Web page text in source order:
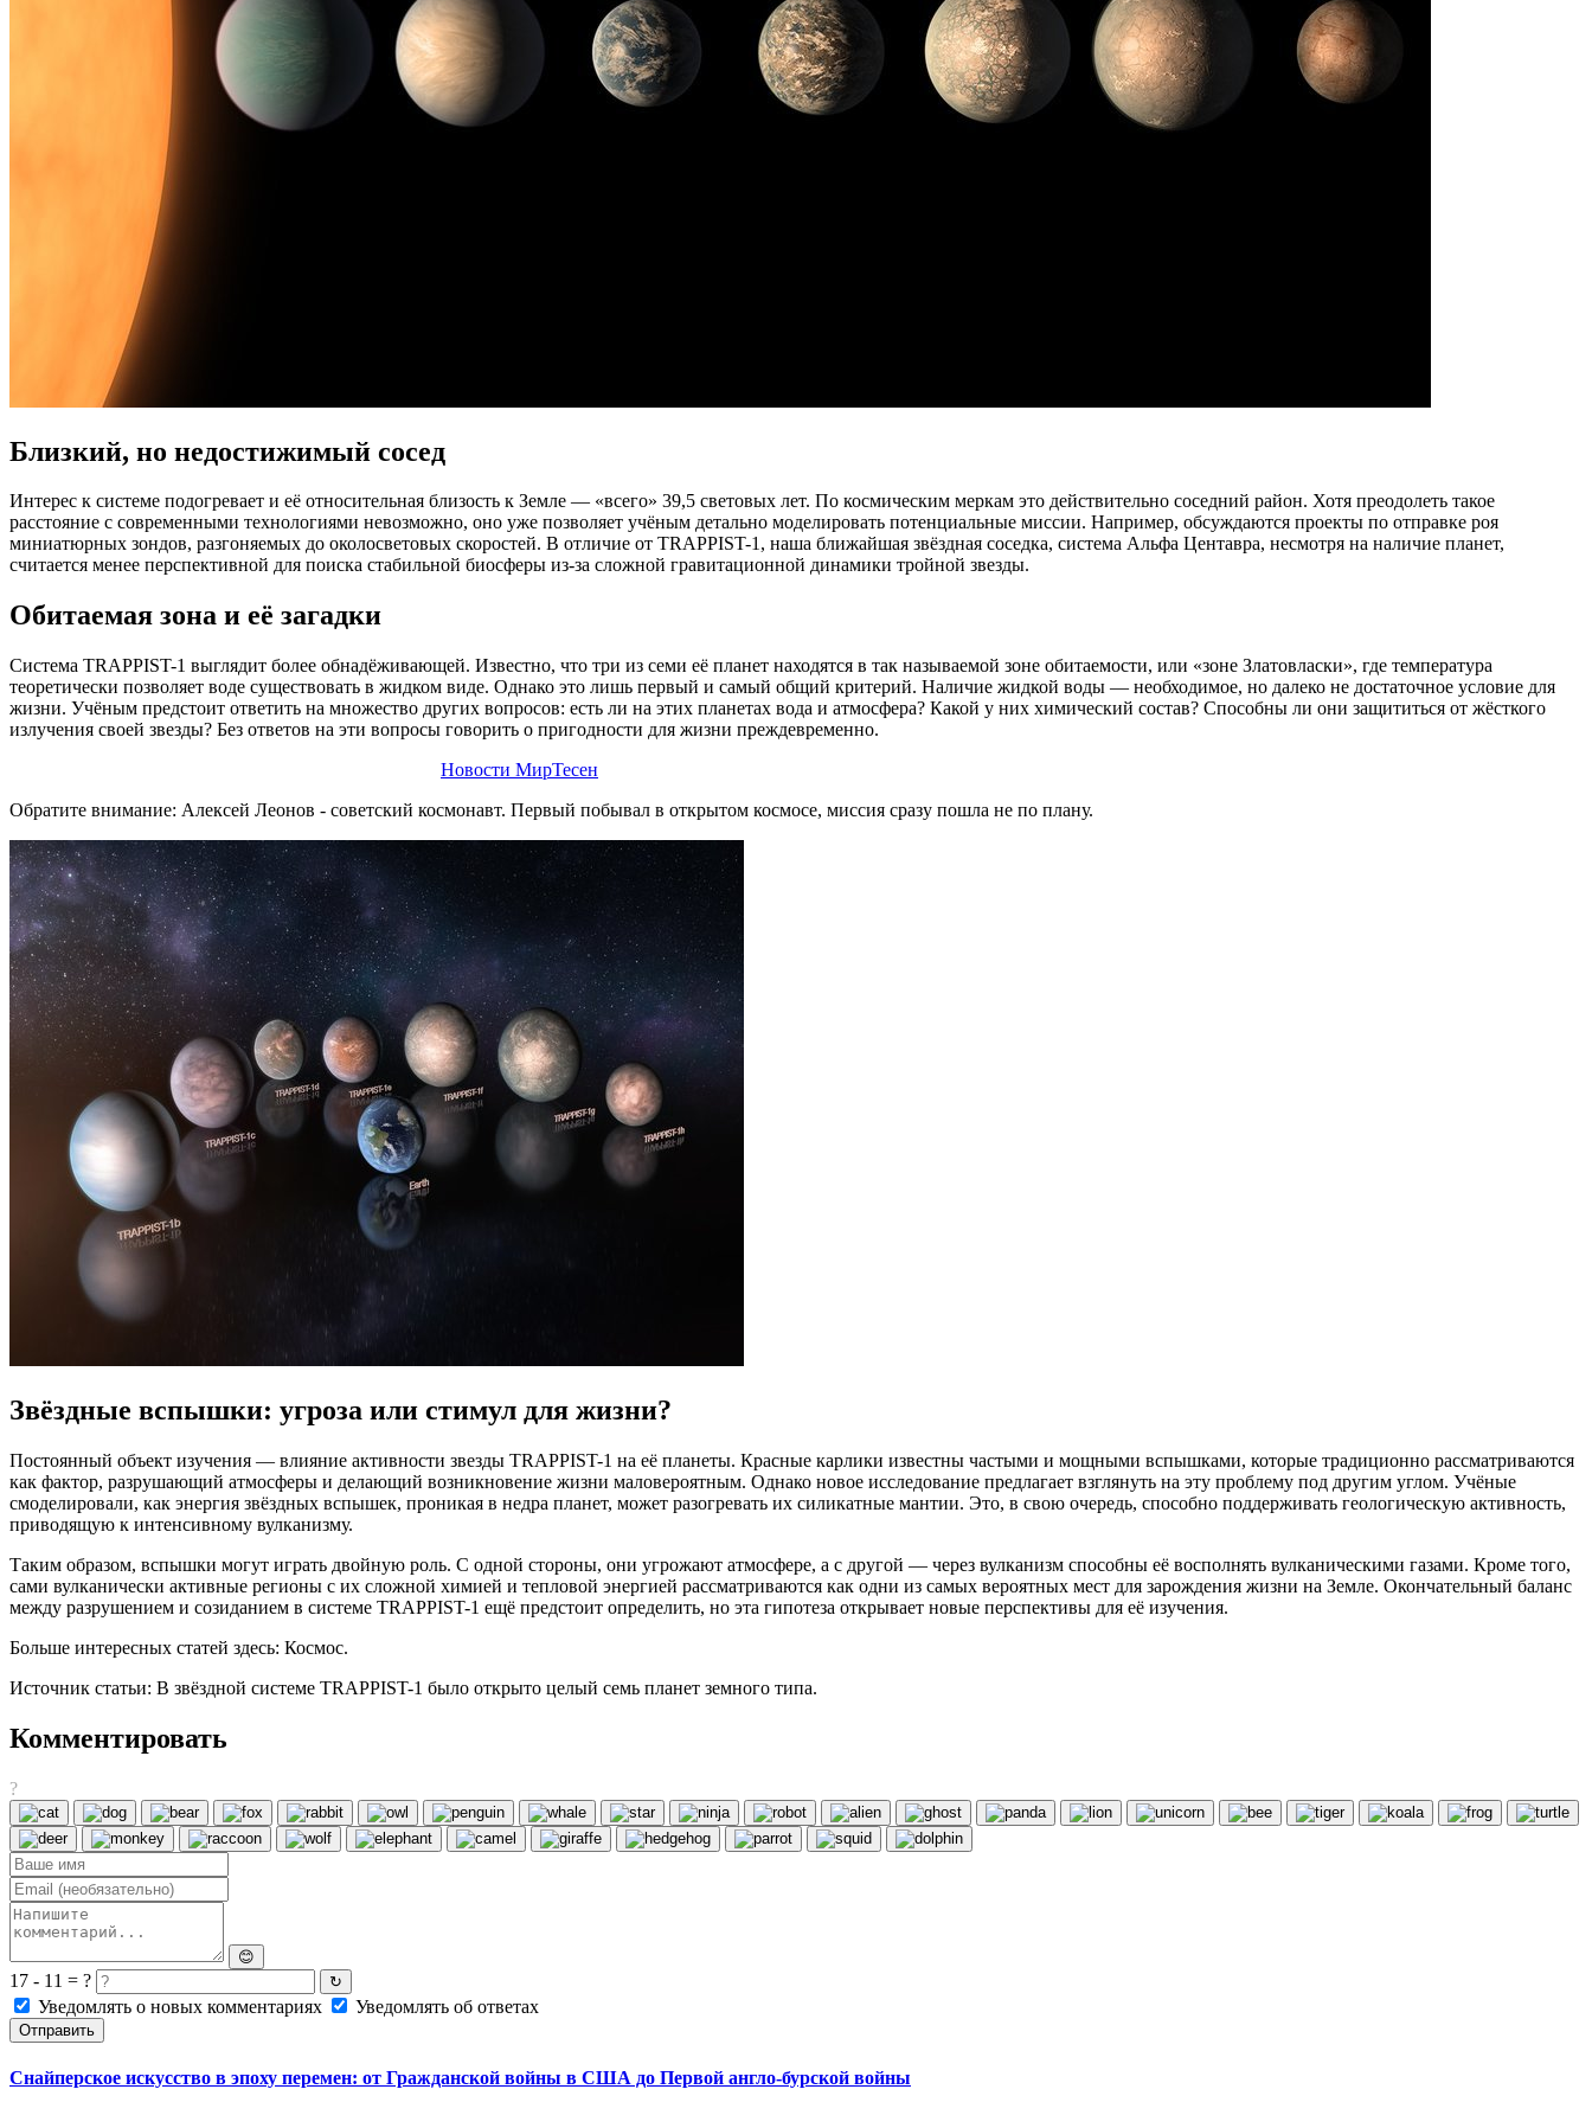
Близкий, но недостижимый сосед
Интерес к системе подогревает и её относительная близость к Земле — «всего» 39,5 световых лет. По космическим меркам это действительно соседний район. Хотя преодолеть такое
расстояние с современными технологиями невозможно, оно уже позволяет учёным детально моделировать потенциальные миссии. Например, обсуждаются проекты по отправке роя
миниатюрных зондов, разгоняемых до околосветовых скоростей. В отличие от TRAPPIST-1, наша ближайшая звёздная соседка, система Альфа Центавра, несмотря на наличие планет,
считается менее перспективной для поиска стабильной биосферы из-за сложной гравитационной динамики тройной звезды.
Обитаемая зона и её загадки
Система TRAPPIST-1 выглядит более обнадёживающей. Известно, что три из семи её планет находятся в так называемой зоне обитаемости, или «зоне Златовласки», где температура
теоретически позволяет воде существовать в жидком виде. Однако это лишь первый и самый общий критерий. Наличие жидкой воды — необходимое, но далеко не достаточное условие для
жизни. Учёным предстоит ответить на множество других вопросов: есть ли на этих планетах вода и атмосфера? Какой у них химический состав? Способны ли они защититься от жёсткого
излучения своей звезды? Без ответов на эти вопросы говорить о пригодности для жизни преждевременно.
Новости МирТесен
Обратите внимание: Алексей Леонов - советский космонавт. Первый побывал в открытом космосе, миссия сразу пошла не по плану.
Звёздные вспышки: угроза или стимул для жизни?
Постоянный объект изучения — влияние активности звезды TRAPPIST-1 на её планеты. Красные карлики известны частыми и мощными вспышками, которые традиционно рассматриваются
как фактор, разрушающий атмосферы и делающий возникновение жизни маловероятным. Однако новое исследование предлагает взглянуть на эту проблему под другим углом. Учёные
смоделировали, как энергия звёздных вспышек, проникая в недра планет, может разогревать их силикатные мантии. Это, в свою очередь, способно поддерживать геологическую активность,
приводящую к интенсивному вулканизму.
Таким образом, вспышки могут играть двойную роль. С одной стороны, они угрожают атмосфере, а с другой — через вулканизм способны её восполнять вулканическими газами. Кроме того,
сами вулканически активные регионы с их сложной химией и тепловой энергией рассматриваются как одни из самых вероятных мест для зарождения жизни на Земле. Окончательный баланс
между разрушением и созиданием в системе TRAPPIST-1 ещё предстоит определить, но эта гипотеза открывает новые перспективы для её изучения.
Больше интересных статей здесь: Космос.
Источник статьи: В звёздной системе TRAPPIST-1 было открыто целый семь планет земного типа.
Комментировать
?
😊
17 - 11 = ? ↻
Уведомлять о новых комментариях Уведомлять об ответах
Отправить
Снайперское искусство в эпоху перемен: от Гражданской войны в США до Первой англо-бурской войны